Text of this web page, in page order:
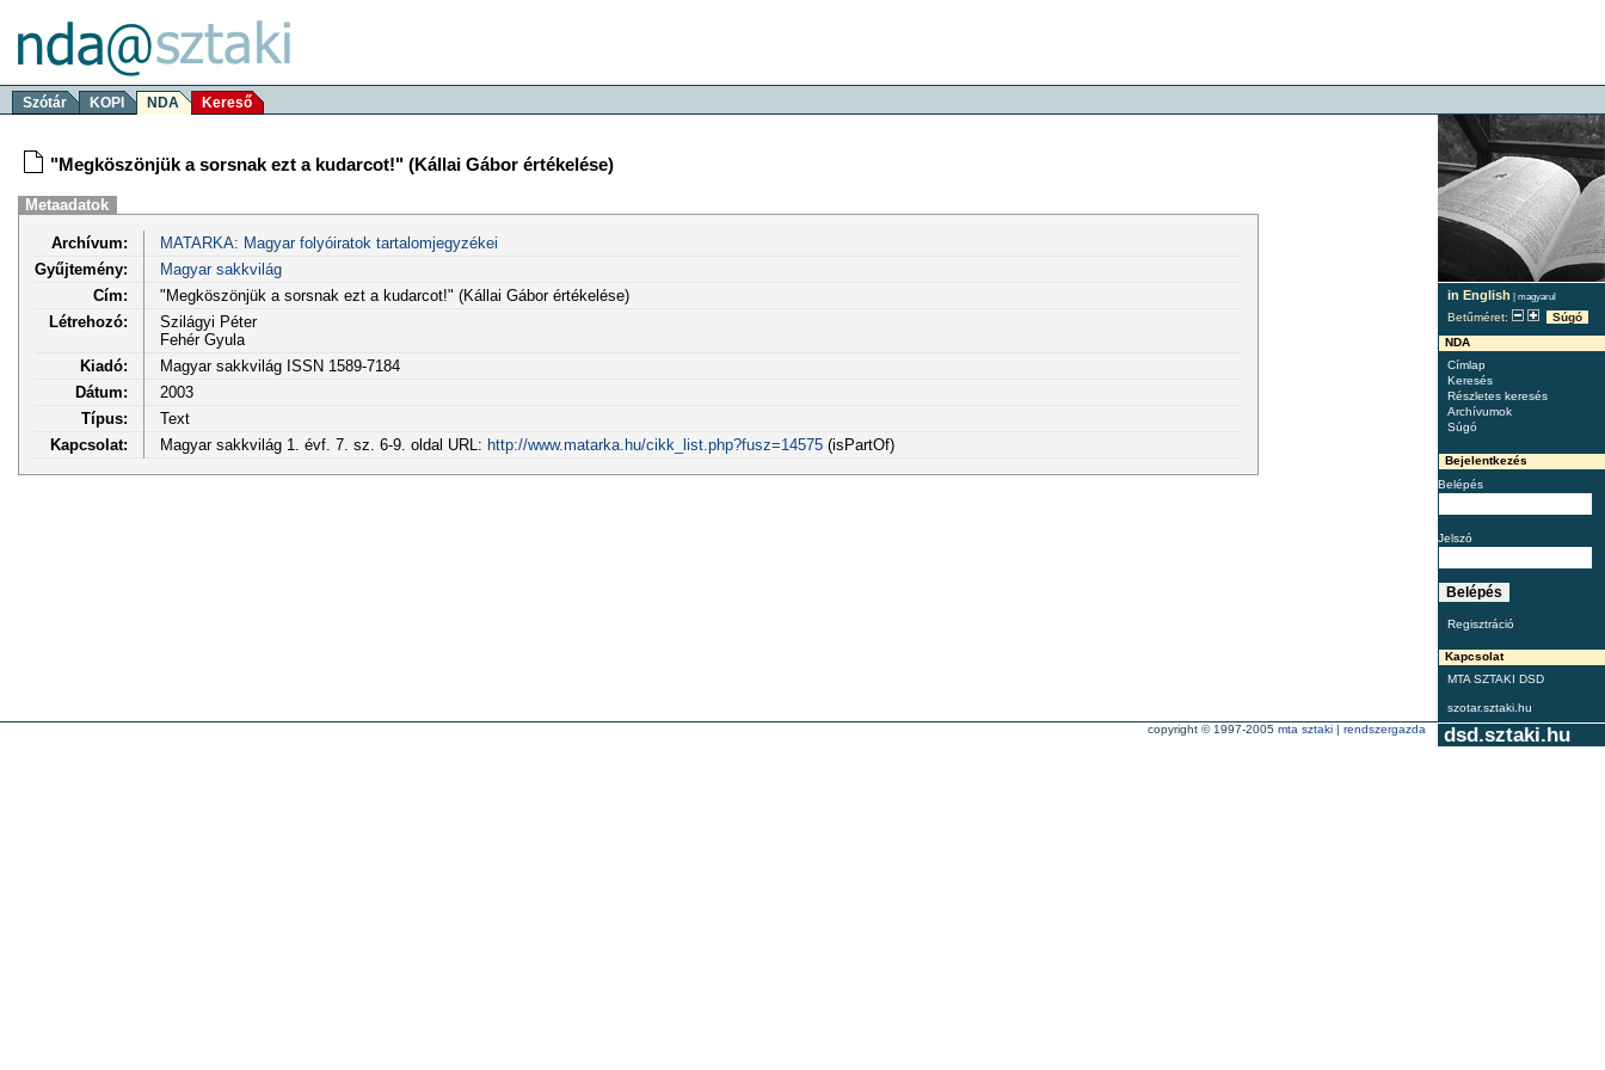
Szótár KOPI NDA Kereső
in English | magyarul
Betűméret:
Súgó
NDA
Címlap
Keresés
Részletes keresés
Archívumok
Súgó
Bejelentkezés
Belépés
Jelszó
Regisztráció
Kapcsolat
MTA SZTAKI DSD
szotar.sztaki.hu
"Megköszönjük a sorsnak ezt a kudarcot!" (Kállai Gábor értékelése)
Metaadatok
Archívum:
MATARKA: Magyar folyóiratok tartalomjegyzékei
Gyűjtemény:
Magyar sakkvilág
Cím:
"Megköszönjük a sorsnak ezt a kudarcot!" (Kállai Gábor értékelése)
Létrehozó:
Szilágyi Péter
Fehér Gyula
Kiadó:
Magyar sakkvilág ISSN 1589-7184
Dátum:
2003
Típus:
Text
Kapcsolat:
Magyar sakkvilág 1. évf. 7. sz. 6-9. oldal URL: http://www.matarka.hu/cikk_list.php?fusz=14575(isPartOf)
dsd.sztaki.hu
copyright © 1997-2005 mta sztaki | rendszergazda